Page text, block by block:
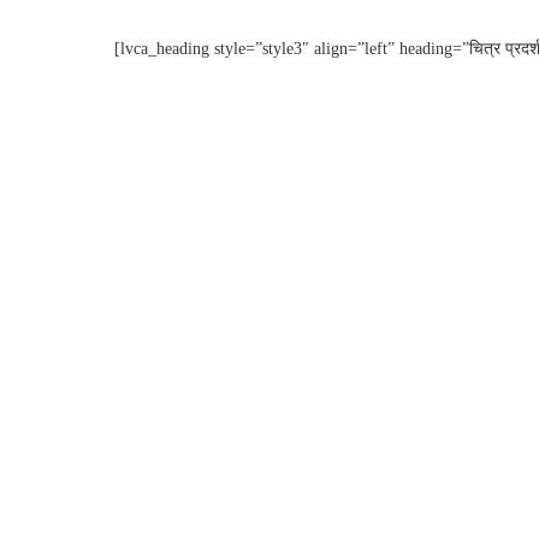
[lvca_heading style=”style3″ align=”left” heading=”चित्र